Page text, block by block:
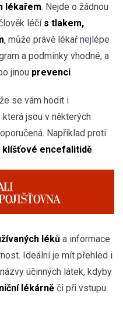
lékařem. Nejde o žádnou
léčí s tlakem,
, může právě lékař nejlépe
a podmínky vhodné, a
jinou prevenci.
se vám hodit i
která jsou v některých
Například proti
klíšťové encefalitidě.
léků a informace
Ideální je mít přehled i
účinných látek, kdyby
lékárně či při vstupu